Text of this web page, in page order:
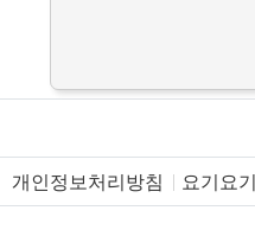
개인정보처리방침 요기요